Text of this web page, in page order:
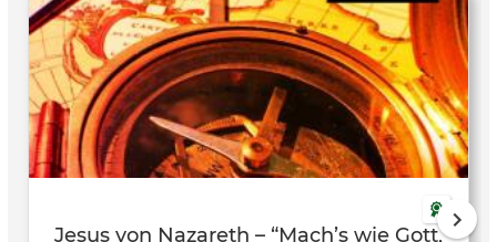
Jesus von Nazareth – “Mach’s wie Gott,